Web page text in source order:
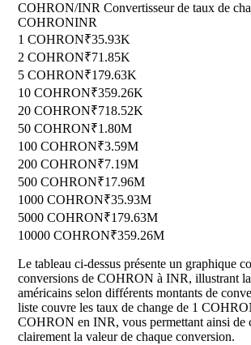
COHRON/INR Convertisseur de taux de
COHRONINR
1 COHRON₹35.93K
2 COHRON₹71.85K
5 COHRON₹179.63K
10 COHRON₹359.26K
20 COHRON₹718.52K
50 COHRON₹1.80M
100 COHRON₹3.59M
200 COHRON₹7.19M
500 COHRON₹17.96M
1000 COHRON₹35.93M
5000 COHRON₹179.63M
10000 COHRON₹359.26M
Le tableau ci-dessus présente un graphique
conversions de COHRON à INR, illustrant
américains selon différents montants de
liste couvre les taux de change de 1
COHRON en INR, vous permettant ainsi de
clairement la valeur de chaque conversion.